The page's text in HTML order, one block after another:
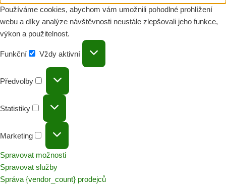
Používáme cookies, abychom vám umožnili pohodlné prohlížení
webu a díky analýze návštěvnosti neustále zlepšovali jeho funkce,
výkon a použitelnost.
Funkční Vždy aktivní
Předvolby
Statistiky
Marketing
Spravovat možnosti
Spravovat služby
Správa {vendor_count} prodejců